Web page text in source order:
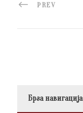
PREV
Брза навигација